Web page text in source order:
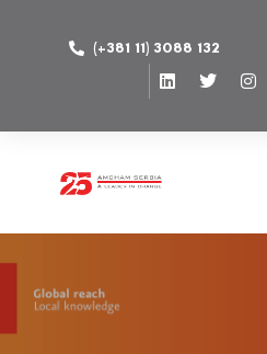
(+381 11) 3088 132